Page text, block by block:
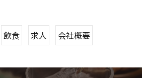
飲食 求人 会社概要